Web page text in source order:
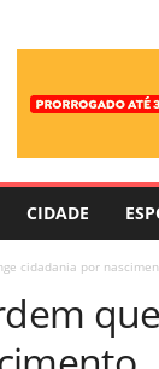
CIDADE
cidadania por